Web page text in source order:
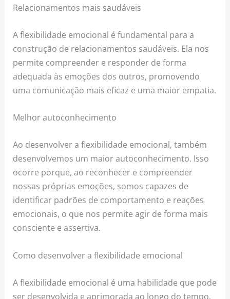
Relacionamentos mais saudáveis
A flexibilidade emocional é fundamental para a
construção de relacionamentos saudáveis. Ela nos
permite compreender e responder de forma
adequada às emoções dos outros, promovendo
uma comunicação mais eficaz e uma maior empatia.
Melhor autoconhecimento
Ao desenvolver a flexibilidade emocional, também
desenvolvemos um maior autoconhecimento. Isso
ocorre porque, ao reconhecer e compreender
nossas próprias emoções, somos capazes de
identificar padrões de comportamento e reações
emocionais, o que nos permite agir de forma mais
consciente e assertiva.
Como desenvolver a flexibilidade emocional
A flexibilidade emocional é uma habilidade que pode
ser desenvolvida e aprimorada ao longo do tempo.